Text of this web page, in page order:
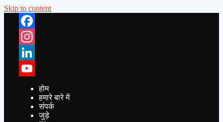
Skip to content
Facebook
Instagram
LinkedIn
YouTube
होम
हमारे बारे में
संपर्क
जुड़े